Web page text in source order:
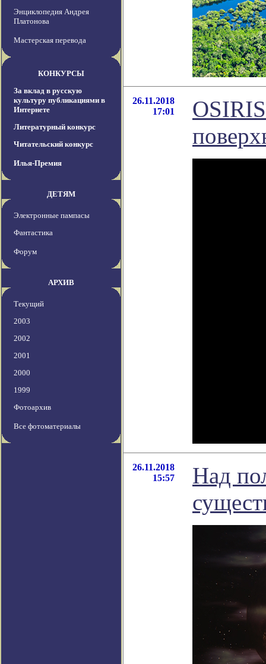
Энциклопедия Андрея
Платонова
Мастерская перевода
КОНКУРСЫ
За вклад в русскую
культуру публикациями в
Интернете
Литературный конкурс
Читательский конкурс
Илья-Премия
ДЕТЯМ
Электронные пампасы
Фантастика
Форум
АРХИВ
Текущий
2003
2002
2001
2000
1999
Фотоархив
Все фотоматериалы
26.11.2018
17:01
26.11.2018
15:57
Над